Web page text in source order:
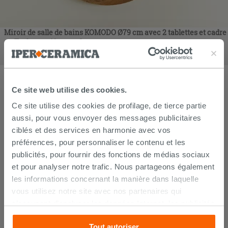
Ce site web utilise des cookies.
Ce site utilise des cookies de profilage, de tierce partie
aussi, pour vous envoyer des messages publicitaires
ciblés et des services en harmonie avec vos
préférences, pour personnaliser le contenu et les
publicités, pour fournir des fonctions de médias sociaux
et pour analyser notre trafic. Nous partageons également
les informations concernant la manière dans laquelle
vous utilisez notre site avec nos partenaires qui
et les réseaux sociaux. Lesdits partenaires pourraient
Miroir de salle de bains KOMODO Ø79 cm avec 2 tablettes et cadre
en Teck massif naturel
279,90€ /pc